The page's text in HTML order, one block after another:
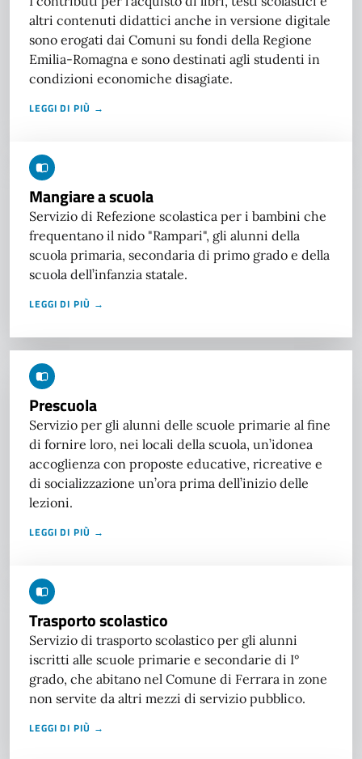
altri contenuti didattici anche in versione digitale
sono erogati dai Comuni su fondi della Regione
Emilia-Romagna e sono destinati agli studenti in
condizioni economiche disagiate.
LEGGI DI PIÙ →
Mangiare a scuola
Servizio di Refezione scolastica per i bambini che
frequentano il nido "Rampari", gli alunni della
scuola primaria, secondaria di primo grado e della
scuola dell’infanzia statale.
LEGGI DI PIÙ →
Prescuola
Servizio per gli alunni delle scuole primarie al fine
di fornire loro, nei locali della scuola, un’idonea
accoglienza con proposte educative, ricreative e
di socializzazione un’ora prima dell’inizio delle
lezioni.
LEGGI DI PIÙ →
Trasporto scolastico
Servizio di trasporto scolastico per gli alunni
iscritti alle scuole primarie e secondarie di I°
grado, che abitano nel Comune di Ferrara in zone
non servite da altri mezzi di servizio pubblico.
LEGGI DI PIÙ →